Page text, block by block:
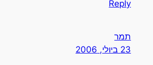
Reply
תמר
23 ביולי, 2006